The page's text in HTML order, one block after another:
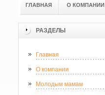
ГЛАВНАЯ О КОМПАНИИ
РАЗДЕЛЫ
Главная
О компании
Молодым мамам